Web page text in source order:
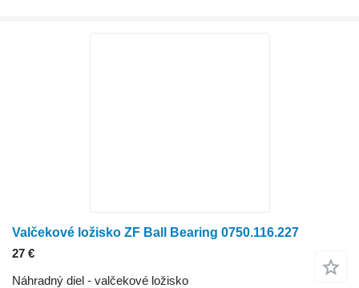
Valčekové ložisko ZF Ball Bearing 0750.116.227
27 €
Náhradný diel - valčekové ložisko